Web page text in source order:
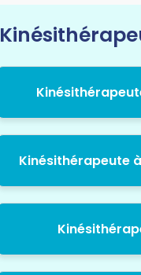
Kinésithérapeute